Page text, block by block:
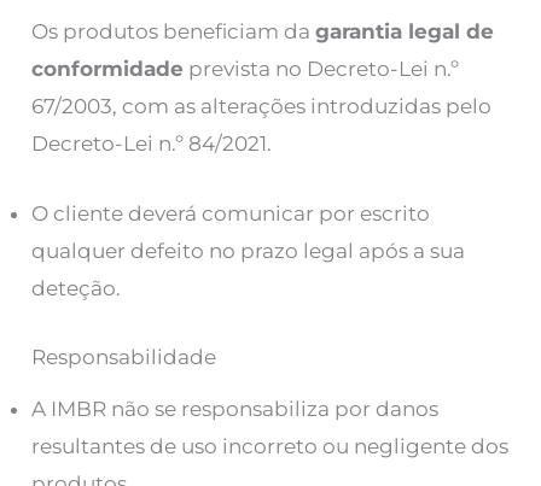
Os produtos beneficiam dagarantia legal de
conformidade prevista no Decreto-Lei n.º
67/2003, com as alterações introduzidas pelo
Decreto-Lei n.º 84/2021.
O cliente deverá comunicar por escrito
qualquer defeito no prazo legal após a sua
deteção.
Responsabilidade
A IMBR não se responsabiliza por danos
resultantes de uso incorreto ou negligente dos